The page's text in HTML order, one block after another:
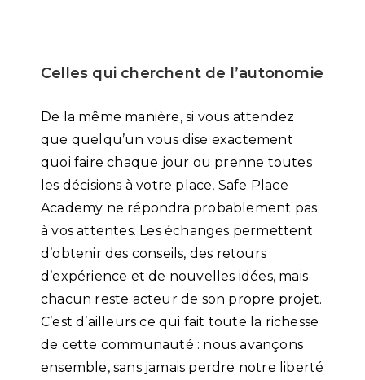
Celles qui cherchent de l’autonomie
De la même manière, si vous attendez
que quelqu’un vous dise exactement
quoi faire chaque jour ou prenne toutes
les décisions à votre place, Safe Place
Academy ne répondra probablement pas
à vos attentes. Les échanges permettent
d’obtenir des conseils, des retours
d’expérience et de nouvelles idées, mais
chacun reste acteur de son propre projet.
C’est d’ailleurs ce qui fait toute la richesse
de cette communauté : nous avançons
ensemble, sans jamais perdre notre liberté